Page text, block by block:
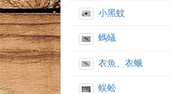
小黑蚊
螞蟻
衣魚、衣蛾
蜈蚣